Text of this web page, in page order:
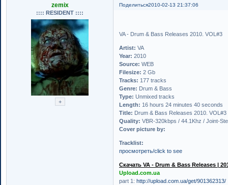
Поделиться2010-02-13 21:37:06
zemix
:::: RESIDENT ::::
VA - Drum & Bass Releases 2010. VOL#3
Artist: VA
Year: 2010
Source: WEB
Filesize: 2 Gb
Tracks: 177 tracks
Genre: Drum & Bass
Type: Unmixed tracks
Length: 16 hours 24 minutes 40 seconds
Title: Drum & Bass Releases 2010. VOL#3
Quality: VBR-320kbps / 44.1Khz / Joint-
Cover picture by:
Tracklist:
просмотреть/click to see
Скачать VA - Drum & Bass Releases |
Upload.com.ua
part 1:http://upload.com.ua/get/901362313/